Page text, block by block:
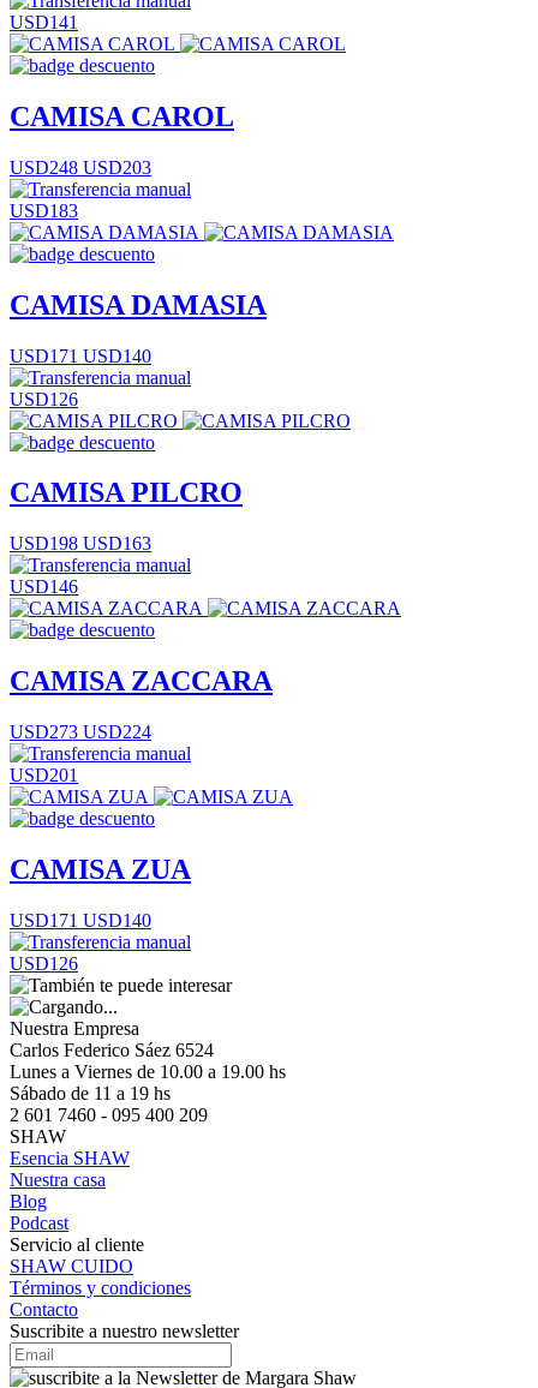
USD141
CAMISA CAROL
USD248 USD203
USD183
CAMISA DAMASIA
USD171 USD140
USD126
CAMISA PILCRO
USD198 USD163
USD146
CAMISA ZACCARA
USD273 USD224
USD201
CAMISA ZUA
USD171 USD140
USD126
Nuestra Empresa
Carlos Federico Sáez 6524
Lunes a Viernes de 10.00 a 19.00 hs
Sábado de 11 a 19 hs
2 601 7460 - 095 400 209
SHAW
Esencia SHAW
Nuestra casa
Blog
Podcast
Servicio al cliente
SHAW CUIDO
Términos y condiciones
Contacto
Suscribite a nuestro newsletter